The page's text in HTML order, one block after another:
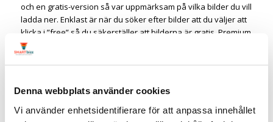
Denna webbplats använder cookies
Vi använder enhetsidentifierare för att anpassa innehållet
och en gratis-version så var uppmärksam på vilka bilder du vill
ladda ner. Enklast är när du söker efter bilder att du väljer att
klicka i ”free” så du säkerställer att bilderna är gratis. Premium
kostar 9.99€ per månad (5.25€/mån för 1 år)och då får du
tillgång till över 9 miljoner bilder, psd-filer och vector.
#11 Free Range Stock